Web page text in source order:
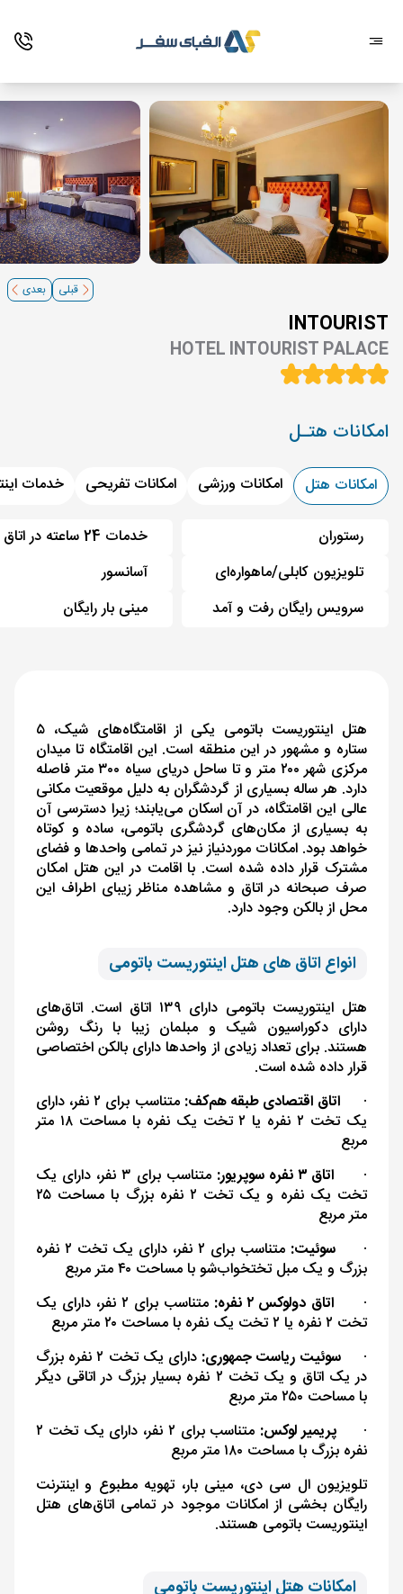
قبلی بعدی
INTOURIST
HOTEL INTOURIST PALACE
امکانات هتـل
امکانات هتل امکانات ورزشی امکانات تفریحی خدمات
رستوران
تلویزیون کابلی/ماهواره‌ای
سرویس رایگان رفت و آمد
خدمات 24 ساعته در اتاق
آسانسور
مینی بار رایگان
هتل اینتوریست باتومی یکی از اقامتگاه‌های شیک، ۵
ستاره و مشهور در این منطقه است. این اقامتگاه تا میدان
مرکزی شهر ۲۰۰ متر و تا ساحل دریای سیاه ۳۰۰ متر فاصله
دارد. هر ساله بسیاری از گردشگران به‌ دلیل موقعیت مکانی
عالی این اقامتگاه، در آن اسکان می‌یابند؛ زیرا دسترسی آن
به بسیاری از مکان‌های گردشگری باتومی، ساده و کوتاه
خواهد بود. امکانات موردنیاز نیز در تمامی واحدها و فضای
مشترک قرار داده شده است. با اقامت در این هتل امکان
صرف صبحانه در اتاق و مشاهده مناظر زیبای اطراف این
محل از بالکن وجود دارد.
انواع اتاق های هتل اینتوریست باتومی
هتل اینتوریست باتومی دارای ۱۳۹ اتاق است. اتاق‌های
دارای دکوراسیون شیک و مبلمان زیبا با رنگ روشن
هستند. برای تعداد زیادی از واحدها دارای بالکن اختصاصی
قرار داده شده است.
·
اتاق اقتصادی طبقه هم‌کف:
متناسب برای ۲ نفر، دارای
یک تخت ۲ نفره یا ۲ تخت یک نفره با مساحت ۱۸ متر
مربع
·
اتاق ۳ نفره سوپریور:
متناسب برای ۳ نفر، دارای یک
تخت یک نفره و یک تخت ۲ نفره بزرگ با مساحت ۲۵
متر مربع
·
سوئیت:
متناسب برای ۲ نفر، دارای یک تخت ۲ نفره
بزرگ و یک مبل تختخواب‌شو با مساحت ۴۰ متر مربع
·
اتاق دولوکس ۲ نفره:
متناسب برای ۲ نفر، دارای یک
تخت ۲ نفره یا ۲ تخت یک نفره با مساحت ۲۰ متر مربع
·
سوئیت ریاست جمهوری:
دارای یک تخت ۲ نفره بزرگ
در یک اتاق و یک تخت ۲ نفره بسیار بزرگ در اتاقی دیگر
با مساحت ۲۵۰ متر مربع
·
پریمیر لوکس:
متناسب برای ۲ نفر، دارای یک تخت ۲
نفره بزرگ با مساحت ۱۸۰ متر مربع
تلویزیون ال سی دی، مینی بار، تهویه مطبوع و اینترنت
رایگان بخشی از امکانات موجود در تمامی اتاق‌های هتل
اینتوریست باتومی هستند.
امکانات هتل اینتوریست باتومی